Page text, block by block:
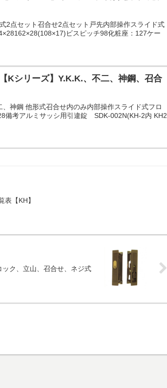
2点セット召合せ2点セット戸先内部操作スライド式
ビスピッチ98化粧座：127ケー
Kシリーズ】Y.K.K.、不二、神鋼、召合
神鋼 他形式召合せ内のみ内部操作スライド式フロ
備考アルミサッシ用引違錠 SDK-002N(KH-2内 KH2
【KH】
ク、立山、召合せ、ネジ式